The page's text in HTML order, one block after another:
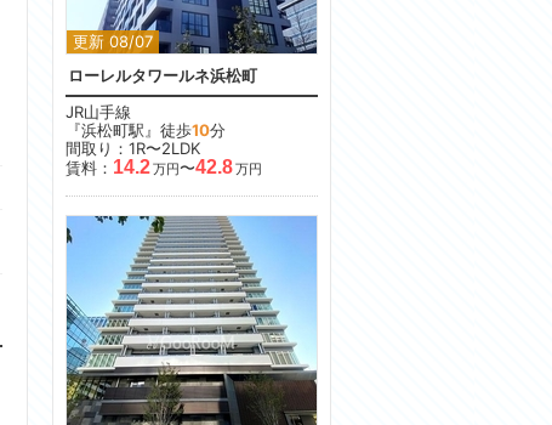
更新 08/07
ローレルタワールネ浜松町
JR山手線
『浜松町駅』徒歩10分
間取り：1R〜2LDK
賃料： 14.2万円〜42.8万円